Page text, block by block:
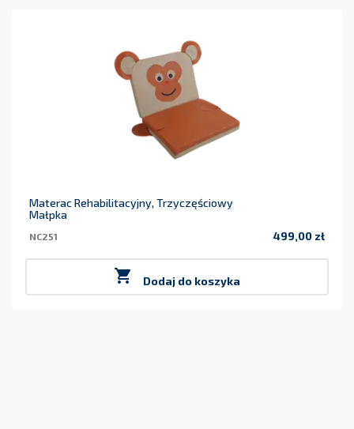
Materac Rehabilitacyjny, Trzyczęściowy
Małpka
NC251 499,00 zł
 Dodaj do koszyka